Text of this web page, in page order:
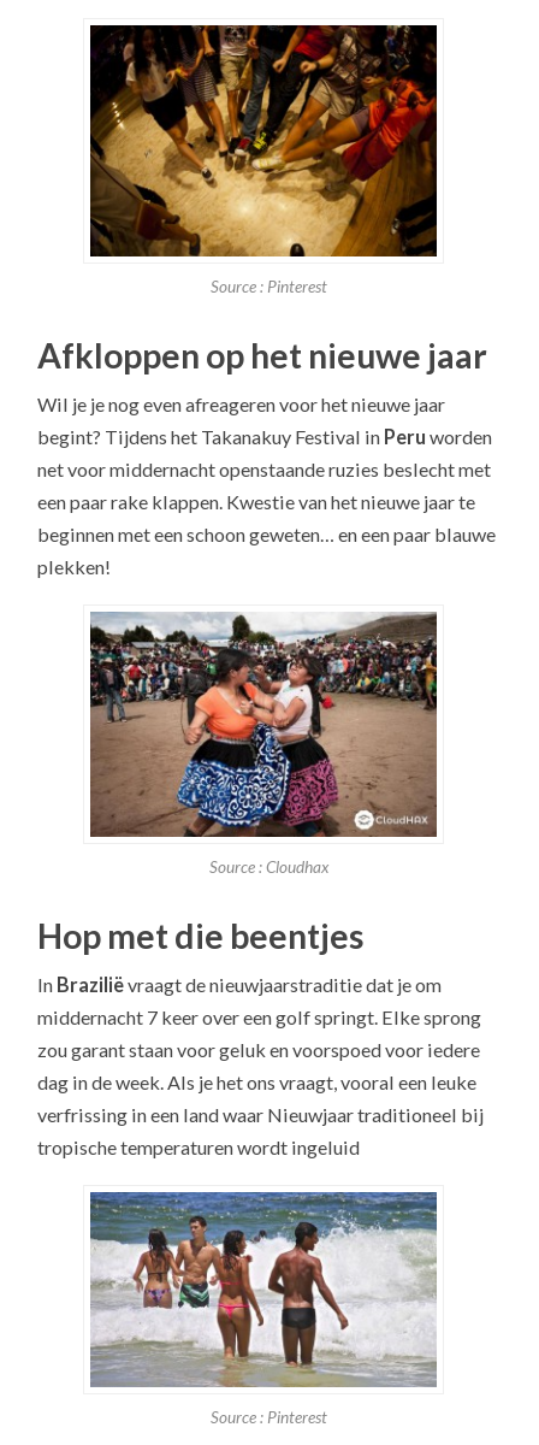
Source : Pinterest
Afkloppen op het nieuwe jaar
Wil je je nog even afreageren voor het nieuwe jaar
begint? Tijdens het Takanakuy Festival in Peru worden
net voor middernacht openstaande ruzies beslecht met
een paar rake klappen. Kwestie van het nieuwe jaar te
beginnen met een schoon geweten… en een paar blauwe
plekken!
Source : Cloudhax
Hop met die beentjes
In Braziliëvraagt de nieuwjaarstraditie dat je om
middernacht 7 keer over een golf springt. Elke sprong
zou garant staan voor geluk en voorspoed voor iedere
dag in de week. Als je het ons vraagt, vooral een leuke
verfrissing in een land waar Nieuwjaar traditioneel bij
tropische temperaturen wordt ingeluid
Source : Pinterest